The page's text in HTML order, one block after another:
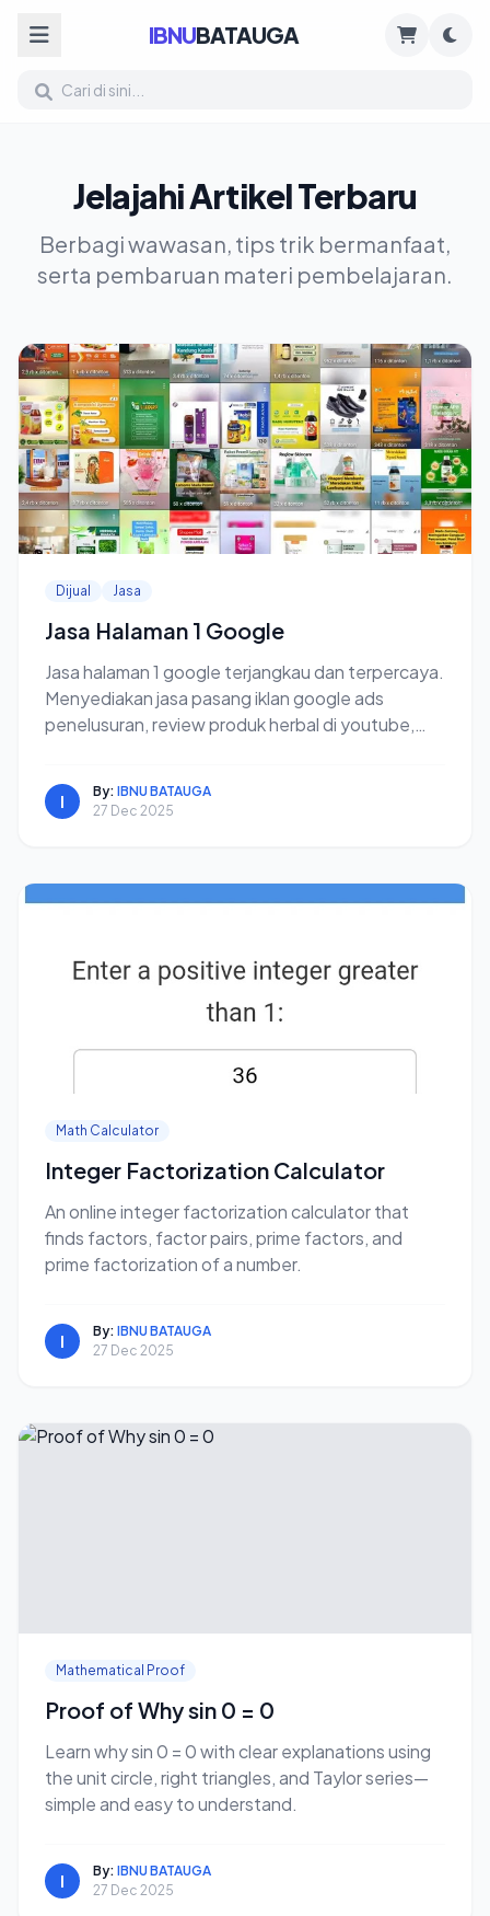
IBNUBATAUGA
Jelajahi Artikel Terbaru
Berbagi wawasan, tips trik bermanfaat,
serta pembaruan materi pembelajaran.
Dijual Jasa
Jasa Halaman 1 Google
Jasa halaman 1 google terjangkau dan terpercaya.
Menyediakan jasa pasang iklan google ads
penelusuran, review produk herbal di youtube,
I
By: IBNU BATAUGA
27 Dec 2025
Math Calculator
Integer Factorization Calculator
An online integer factorization calculator that
finds factors, factor pairs, prime factors, and
prime factorization of a number.
I
By: IBNU BATAUGA
27 Dec 2025
Mathematical Proof
Proof of Why sin 0 = 0
Learn why sin 0 = 0 with clear explanations using
the unit circle, right triangles, and Taylor series—
simple and easy to understand.
I
By: IBNU BATAUGA
27 Dec 2025